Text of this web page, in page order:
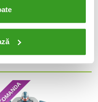
of the Universe Origins
Orko 14 cm